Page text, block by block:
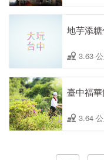
地芋添
3.63
臺中福
3.64